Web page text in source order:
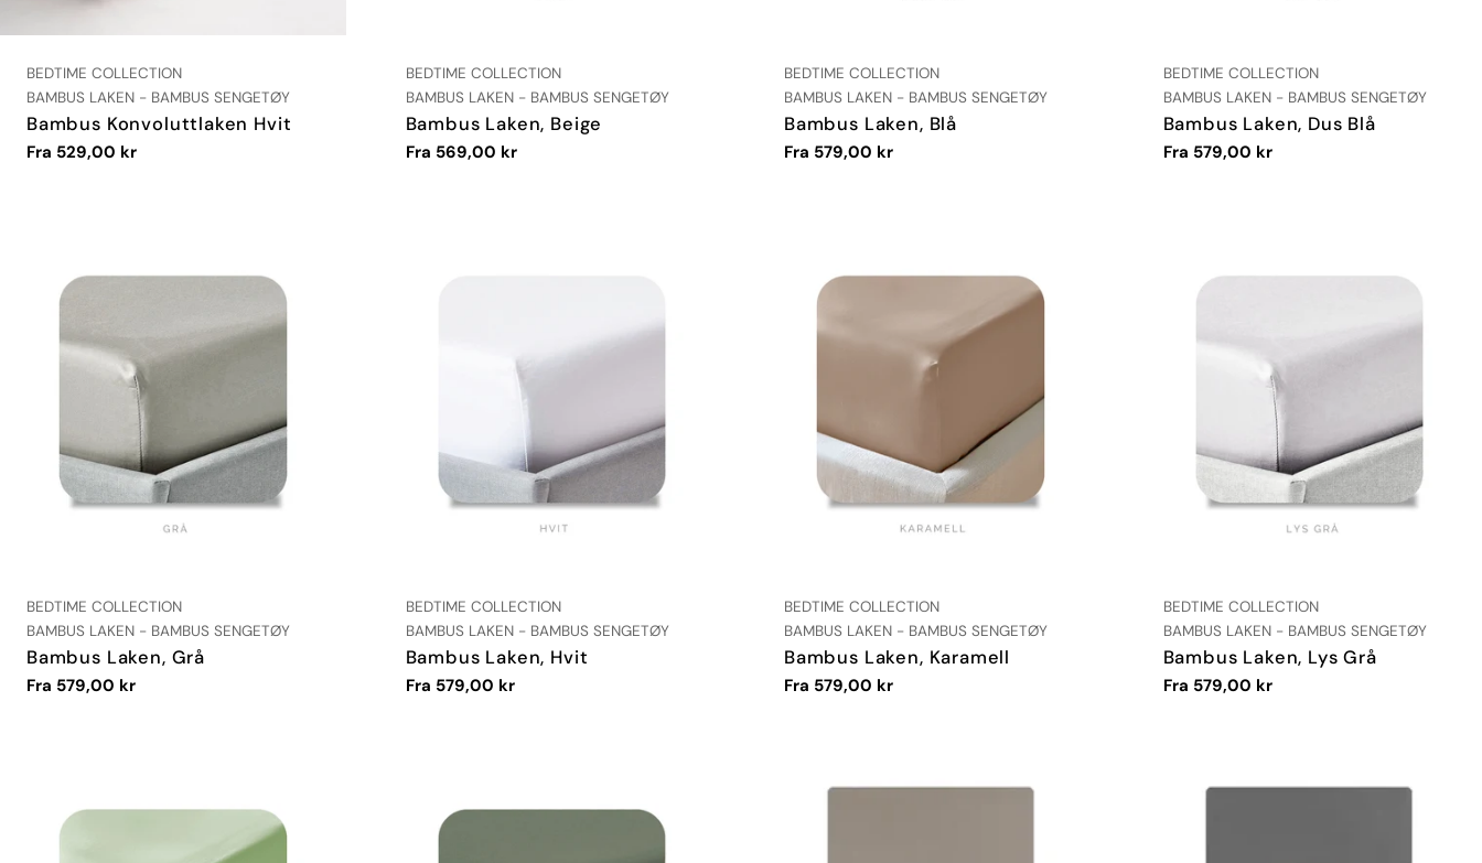
LEVERANDØR:
BEDTIME COLLECTION
TYPE:
BAMBUS LAKEN - BAMBUS SENGETØY
Bambus Konvoluttlaken Hvit
Vanlig
Fra 529,00 kr
LEVERANDØR:
BEDTIME COLLECTION
TYPE:
BAMBUS LAKEN - BAMBUS SENGETØY
Bambus Laken, Beige
Vanlig
Fra 569,00 kr
LEVERANDØR:
BEDTIME COLLECTION
TYPE:
BAMBUS LAKEN - BAMBUS SENGETØY
Bambus Laken, Blå
Vanlig
Fra 579,00 kr
LEVERANDØR:
BEDTIME COLLECTION
TYPE:
BAMBUS LAKEN - BAMBUS SENGETØY
Bambus Laken, Dus Blå
Vanlig
Fra 579,00 kr
LEVERANDØR:
BEDTIME COLLECTION
TYPE:
BAMBUS LAKEN - BAMBUS SENGETØY
Bambus Laken, Grå
Vanlig
Fra 579,00 kr
LEVERANDØR:
BEDTIME COLLECTION
TYPE:
BAMBUS LAKEN - BAMBUS SENGETØY
Bambus Laken, Hvit
Vanlig
Fra 579,00 kr
LEVERANDØR:
BEDTIME COLLECTION
TYPE:
BAMBUS LAKEN - BAMBUS SENGETØY
Bambus Laken, Karamell
Vanlig
Fra 579,00 kr
LEVERANDØR:
BEDTIME COLLECTION
TYPE:
BAMBUS LAKEN - BAMBUS SENGETØY
Bambus Laken, Lys Grå
Vanlig
Fra 579,00 kr